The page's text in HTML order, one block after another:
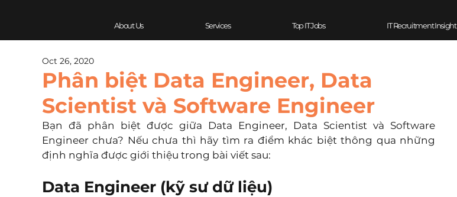
About Us Services Top IT Jobs IT Recruitment Insight
Phân biệt Data Engineer, Data
Scientist và Software Engineer
Oct 26, 2020
Bạn đã phân biệt được giữa Data Engineer, Data Scientist và Software
Engineer chưa? Nếu chưa thì hãy tìm ra điểm khác biệt thông qua những
định nghĩa được giới thiệu trong bài viết sau:
Data Engineer (kỹ sư dữ liệu)